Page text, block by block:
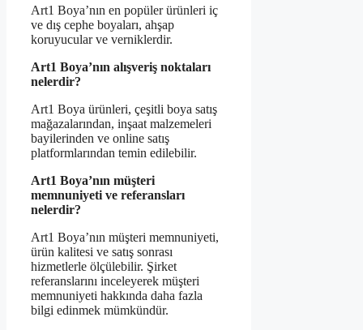
Art1 Boya’nın en popüler ürünleri iç
ve dış cephe boyaları, ahşap
koruyucular ve verniklerdir.
Art1 Boya’nın alışveriş noktaları
nelerdir?
Art1 Boya ürünleri, çeşitli boya satış
mağazalarından, inşaat malzemeleri
bayilerinden ve online satış
platformlarından temin edilebilir.
Art1 Boya’nın müşteri
memnuniyeti ve referansları
nelerdir?
Art1 Boya’nın müşteri memnuniyeti,
ürün kalitesi ve satış sonrası
hizmetlerle ölçülebilir. Şirket
referanslarını inceleyerek müşteri
memnuniyeti hakkında daha fazla
bilgi edinmek mümkündür.